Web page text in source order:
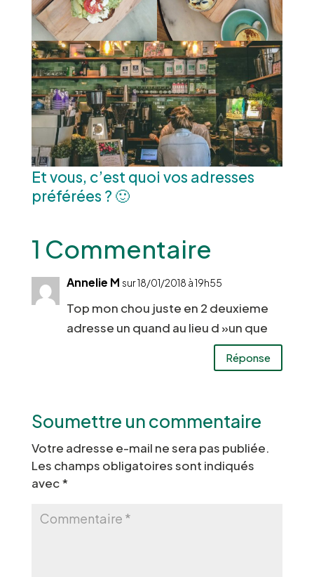
Et vous, c’est quoi vos adresses
préférées ? 🙂
1 Commentaire
Annelie M sur 18/01/2018 à 19h55
Top mon chou juste en 2 deuxieme
adresse un quand au lieu d »un que
Réponse
Soumettre un commentaire
Votre adresse e-mail ne sera pas publiée.
Les champs obligatoires sont indiqués
avec*